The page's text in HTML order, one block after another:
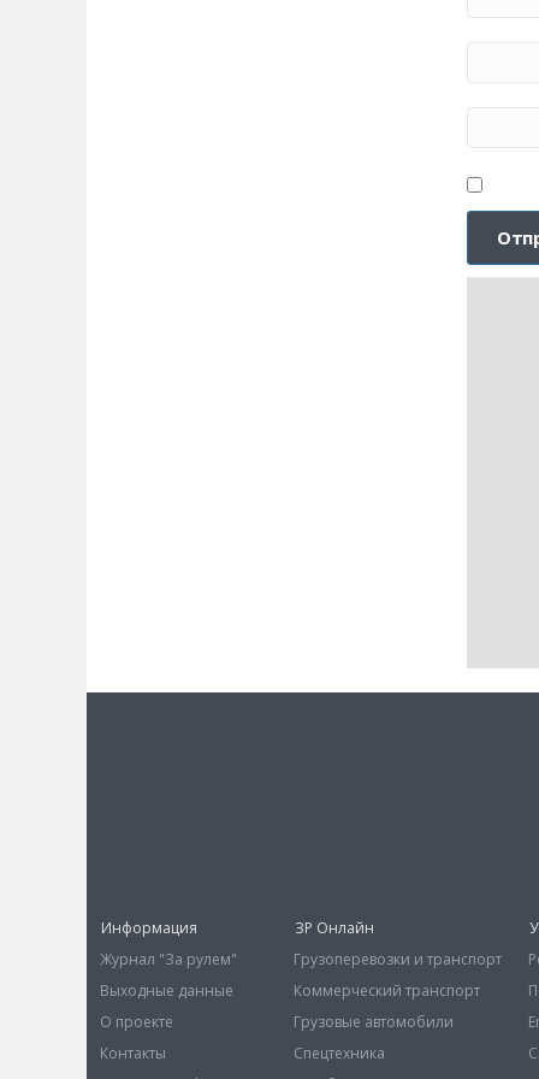
Информация
Журнал "За рулем"
Выходные данные
О проекте
Контакты
ЗР Онлайн
Грузоперевозки и транспорт
Коммерческий транспорт
Грузовые автомобили
Спецтехника